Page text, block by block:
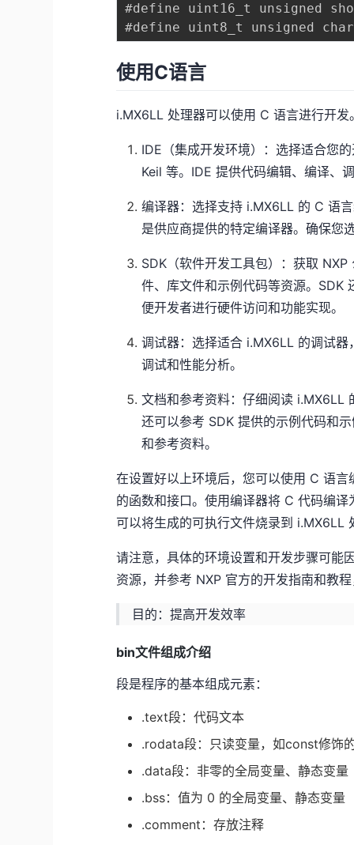
#define uint16_t unsigned
使用C语言
i.MX6LL 处理器可以使用 C 语言进行开
IDE（集成开发环境）：选择适合您
Keil 等。IDE 提供代码编辑、编译、
编译器：选择支持 i.MX6LL 的 C 语
是供应商提供的特定编译器。确保您
SDK（软件开发工具包）：获取
件、库文件和示例代码等资源。SDK
便开发者进行硬件访问和功能实现。
调试器：选择适合 i.MX6LL 的调试
调试和性能分析。
文档和参考资料：仔细阅读 i.MX6LL
还可以参考 SDK 提供的示例代码和
和参考资料。
在设置好以上环境后，您可以使用 C 语
的函数和接口。使用编译器将 C 代码编
可以将生成的可执行文件烧录到 i.MX6LL
请注意，具体的环境设置和开发步骤可能
资源，并参考 NXP 官方的开发指南和教
目的：提高开发效率
bin文件组成介绍
段是程序的基本组成元素：
.text段：代码文本
.rodata段：只读变量，如const修饰
.data段：非零的全局变量、静态变量
.bss：值为 0 的全局变量、静态变量
.comment：存放注释